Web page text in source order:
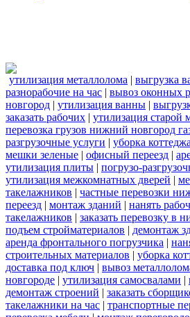
утилизация металлолома | выгрузка
разнорабочие на час | вывоз оконных
новгород | утилизация ванны |
заказать рабочих | утилизация старой
перевозка грузов нижний новгород
разгрузочные услуги | уборка
мешки зеленые | офисный переезд |
утилизация плиты | погрузо-
утилизация межкомнатных дверей |
такелажников | частные перевозки
переезд | монтаж зданий | нанять
такелажников | заказать перевозку в
подъем стройматериалов | демонтаж
аренда фронтального погрузчика |
строительных материалов | уборка
доставка под ключ | вывоз
новгороде | утилизация самосвалами |
демонтаж строений | заказать
такелажники на час | транспортные